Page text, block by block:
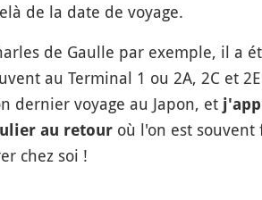
de la date de voyage.
de Gaulle par exemple, il a
au Terminal 1 ou 2A, 2C et
dernier voyage au Japon, et
au retouroù l'on est souvent
chez soi !